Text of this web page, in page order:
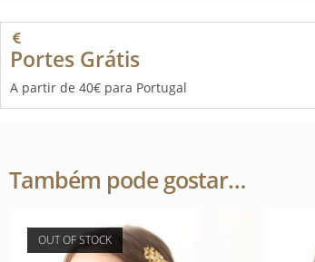
Portes Grátis
A partir de 40€ para Portugal
Também pode gostar…
OUT OF STOCK